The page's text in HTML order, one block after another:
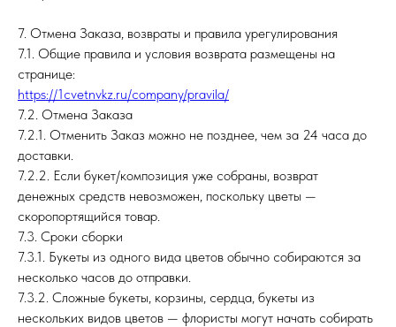
7. Отмена Заказа, возвраты и правила урегулирования
7.1. Общие правила и условия возврата размещены на
странице:
https://1cvetnvkz.ru/company/pravila/
7.2. Отмена Заказа
7.2.1. Отменить Заказ можно не позднее, чем за 24 часа до
доставки.
7.2.2. Если букет/композиция уже собраны, возврат
денежных средств невозможен, поскольку цветы —
скоропортящийся товар.
7.3. Сроки сборки
7.3.1. Букеты из одного вида цветов обычно собираются за
несколько часов до отправки.
7.3.2. Сложные букеты, корзины, сердца, букеты из
нескольких видов цветов — флористы могут начать собирать